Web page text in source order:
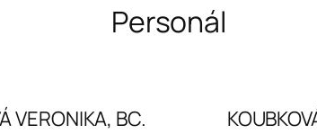
Personál
VERONIKA, BC.